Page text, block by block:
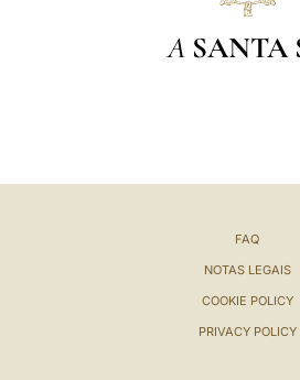
A SANTA
FAQ
NOTAS LEGAIS
COOKIE POLICY
PRIVACY POLICY